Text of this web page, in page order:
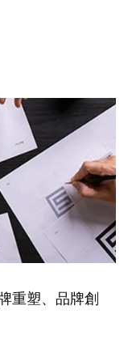
重塑、品牌創